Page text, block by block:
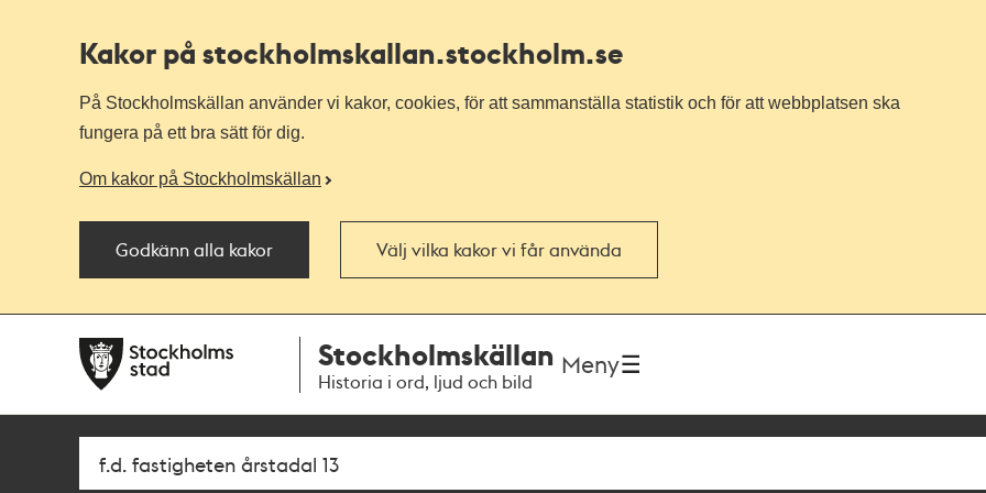
Kakor på stockholmskallan.stockholm.se
På Stockholmskällan använder vi kakor, cookies, för att sammanställa statistik och för att webbplatsen ska
fungera på ett bra sätt för dig.
Om kakor på Stockholmskällan
Godkänn alla kakor Välj vilka kakor vi får använda
navigationen
huvudinnehållet
Stockholmskällan
Historia i ord, ljud och bild
Meny
Sök